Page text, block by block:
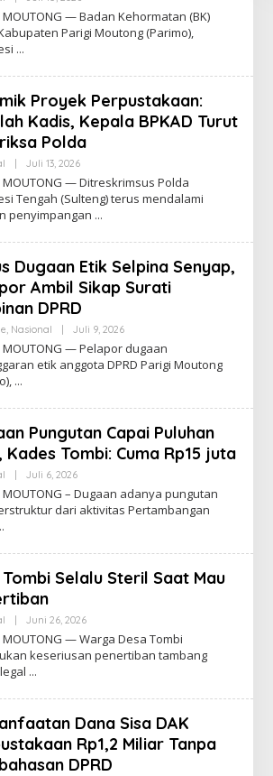
Insidemagz
MOUTONG — Badan Kehormatan (BK)
Parigi Moutong (Parimo),
Proyek Perpustakaan:
Kadis, Kepala BPKAD Turut
Polda
Juli 13, 2026Oleh
Insidemagz
MOUTONG — Ditreskrimsus Polda
Tengah (Sulteng) terus mendalami
penyimpangan
Dugaan Etik Selpina Senyap,
Ambil Sikap Surati
DPRD
, Nasional Juli 9, 2026Oleh
Insidemagz
MOUTONG — Pelapor dugaan
etik anggota DPRD Parigi Moutong
Pungutan Capai Puluhan
Kades Tombi: Cuma Rp15 juta
Juli 6, 2026Oleh
Insidemagz
MOUTONG – Dugaan adanya pungutan
dari aktivitas Pertambangan
Tombi Selalu Steril Saat Mau
Juni 26, 2026Oleh
Insidemagz
MOUTONG — Warga Desa Tombi
keseriusan penertiban tambang
Dana Sisa DAK
Rp1,2 Miliar Tanpa
DPRD